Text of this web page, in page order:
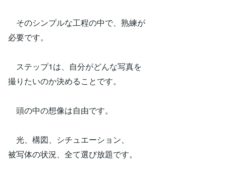
そのシンプルな工程の中で、熟練が
必要です。
ステップ1は、自分がどんな写真を
撮りたいのか決めることです。
頭の中の想像は自由です。
光、構図、シチュエーション、
被写体の状況、全て選び放題です。